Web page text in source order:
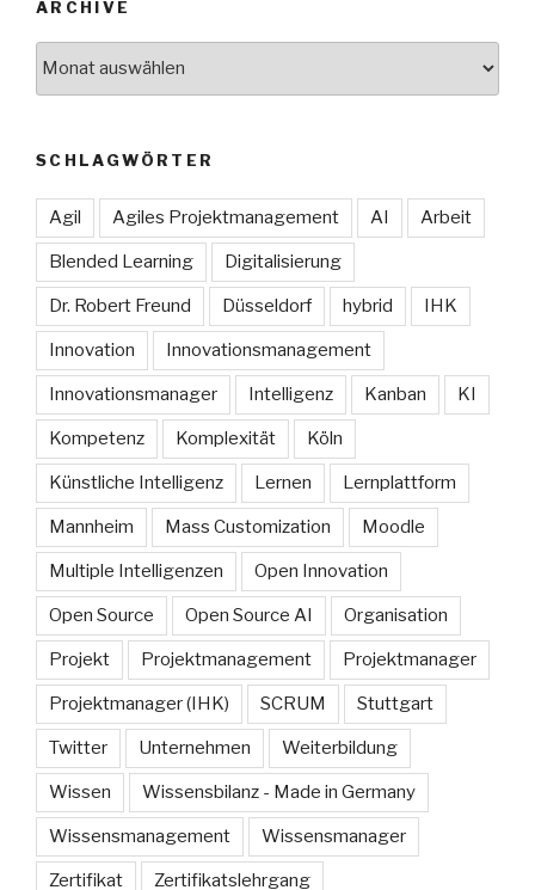
ARCHIVE
SCHLAGWÖRTER
Agil Agiles Projektmanagement AI Arbeit
Blended Learning Digitalisierung
Dr. Robert Freund Düsseldorf hybrid IHK
Innovation Innovationsmanagement
Innovationsmanager Intelligenz Kanban KI
Kompetenz Komplexität Köln
Künstliche Intelligenz Lernen Lernplattform
Mannheim Mass Customization Moodle
Multiple Intelligenzen Open Innovation
Open Source Open Source AI Organisation
Projekt Projektmanagement Projektmanager
Projektmanager (IHK) SCRUM Stuttgart
Twitter Unternehmen Weiterbildung
Wissen Wissensbilanz - Made in Germany
Wissensmanagement Wissensmanager
Zertifikat Zertifikatslehrgang